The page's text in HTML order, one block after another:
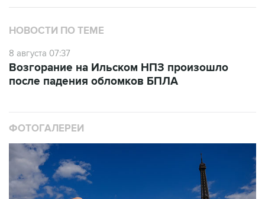
НОВОСТИ ПО ТЕМЕ
8 августа 07:37
Возгорание на Ильском НПЗ произошло
после падения обломков БПЛА
ФОТОГАЛЕРЕИ